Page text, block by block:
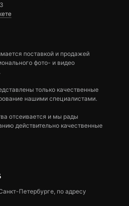
поставкой и продажей
фото- и видео
только качественные
нашими специалистами.
отсеивается и мы рады
действительно качественные
Петербурге, по адресу